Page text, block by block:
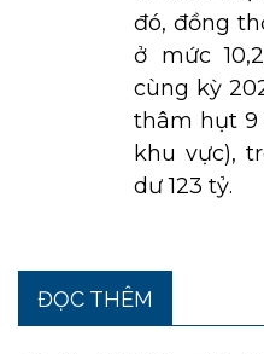
đó, đồng
ở mức
cùng kỳ
thâm hụt 9
khu vực),
dư 123 tỷ.
ĐỌC THÊM